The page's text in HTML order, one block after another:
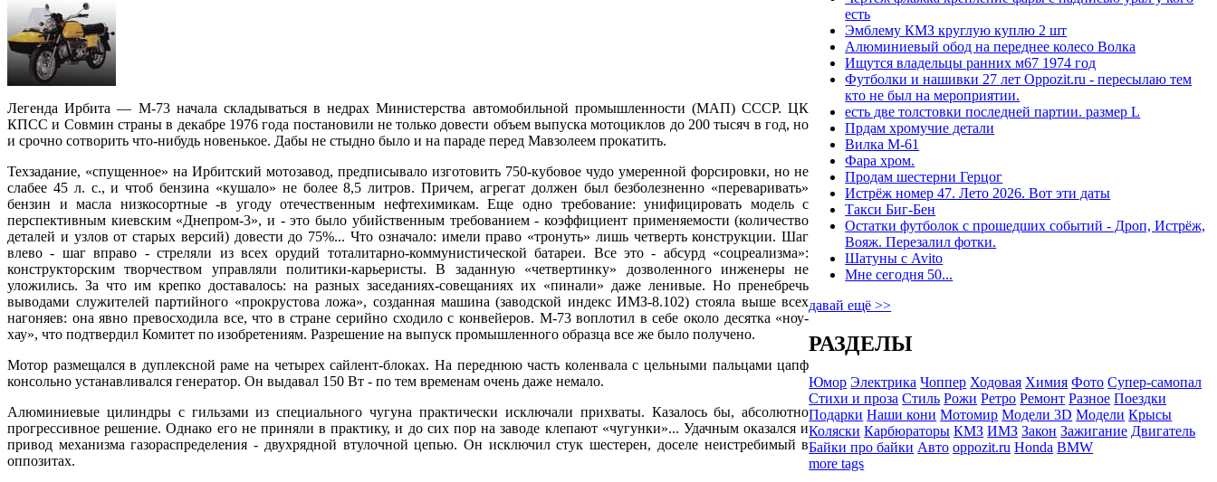
Легенда Ирбита — М-73 начала складываться в недрах Министерства автомобильной промышленности (МАП) СССР. ЦК
КПСС и Совмин страны в декабре 1976 года постановили не только довести объем выпуска мотоциклов до 200 тысяч в год, но
и срочно сотворить что-нибудь новенькое. Дабы не стыдно было и на параде перед Мавзолеем прокатить.
Техзадание, «спущенное» на Ирбитский мотозавод, предписывало изготовить 750-кубовое чудо умеренной форсировки, но не
слабее 45 л. с., и чтоб бензина «кушало» не более 8,5 литров. Причем, агрегат должен был безболезненно «переваривать»
бензин и масла низкосортные -в угоду отечественным нефтехимикам. Еще одно требование: унифицировать модель с
перспективным киевским «Днепром-3», и - это было убийственным требованием - коэффициент применяемости (количество
деталей и узлов от старых версий) довести до 75%... Что означало: имели право «тронуть» лишь четверть конструкции. Шаг
влево - шаг вправо - стреляли из всех орудий тоталитарно-коммунистической батареи. Все это - абсурд «соцреализма»:
конструкторским творчеством управляли политики-карьеристы. В заданную «четвертинку» дозволенного инженеры не
уложились. За что им крепко доставалось: на разных заседаниях-совещаниях их «пинали» даже ленивые. Но пренебречь
выводами служителей партийного «прокрустова ложа», созданная машина (заводской индекс ИМЗ-8.102) стояла выше всех
нагоняев: она явно превосходила все, что в стране серийно сходило с конвейеров. М-73 воплотил в себе около десятка «ноу-
хау», что подтвердил Комитет по изобретениям. Разрешение на выпуск промышленного образца все же было получено.
Мотор размещался в дуплексной раме на четырех сайлент-блоках. На переднюю часть коленвала с цельными пальцами цапф
консольно устанавливался генератор. Он выдавал 150 Вт - по тем временам очень даже немало.
Алюминиевые цилиндры с гильзами из специального чугуна практически исключали прихваты. Казалось бы, абсолютно
прогрессивное решение. Однако его не приняли в практику, и до сих пор на заводе клепают «чугунки»... Удачным оказался и
привод механизма газораспределения - двухрядной втулочной цепью. Он исключил стук шестерен, доселе неистребимый в
оппозитах.
есть
Эмблему КМЗ круглую куплю 2 шт
Алюминиевый обод на переднее колесо Волка
Ищутся владельцы ранних м67 1974 год
Футболки и нашивки 27 лет Oppozit.ru - пересылаю тем
кто не был на мероприятии.
есть две толстовки последней партии. размер L
Прдам хромучие детали
Вилка М-61
Фара хром.
Продам шестерни Герцог
Истрёж номер 47. Лето 2026. Вот эти даты
Такси Биг-Бен
Остатки футболок с прошедших событий - Дроп, Истрёж,
Вояж. Перезалил фотки.
Шатуны с Avito
Мне сегодня 50...
давай ещё >>
РАЗДЕЛЫ
Юмор Электрика Чоппер Ходовая Химия Фото Супер-самопал
Стихи и проза Стиль Рожи Ретро Ремонт Разное Поездки
Подарки Наши кони Мотомир Модели 3D Модели Крысы
Коляски Карбюраторы КМЗ ИМЗ Закон Зажигание Двигатель
Байки про байки Авто oppozit.ru Honda BMW
more tags